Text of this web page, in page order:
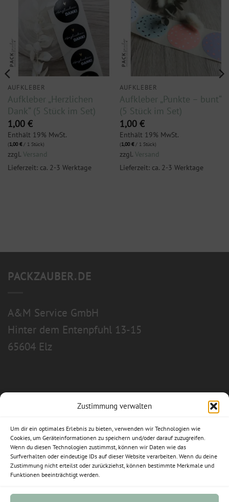
Zustimmung verwalten
Um dir ein optimales Erlebnis zu bieten, verwenden wir Technologien wie
Cookies, um Geräteinformationen zu speichern und/oder darauf zuzugreifen.
Wenn du diesen Technologien zustimmst, können wir Daten wie das
Surfverhalten oder eindeutige IDs auf dieser Website verarbeiten. Wenn du deine
Zustimmung nicht erteilst oder zurückziehst, können bestimmte Merkmale und
Funktionen beeinträchtigt werden.
AUFKLEBER
Aufkleber „Herzlichen
Dank“ (5 Stück im Set)
1,00 €
Enthält 19% MwSt.
(1,00€/ 1 Stück)
zzgl. Versand
Lieferzeit: ca. 2-3 Werktage
AUFKLEBER
Aufkleber „Punkte – bunt“
(5 Stück im Set)
1,00 €
Enthält 19% MwSt.
(1,00€/ 1 Stück)
zzgl. Versand
Lieferzeit: ca. 2-3 Werktage
PACKZAUBER.DE
A&M Service GmbH
Hinter dem Entenpfuhl 13-15
65604 Elz
Allgemeine Geschäftsbedingungen
Impressum
Datenschutzerklärung